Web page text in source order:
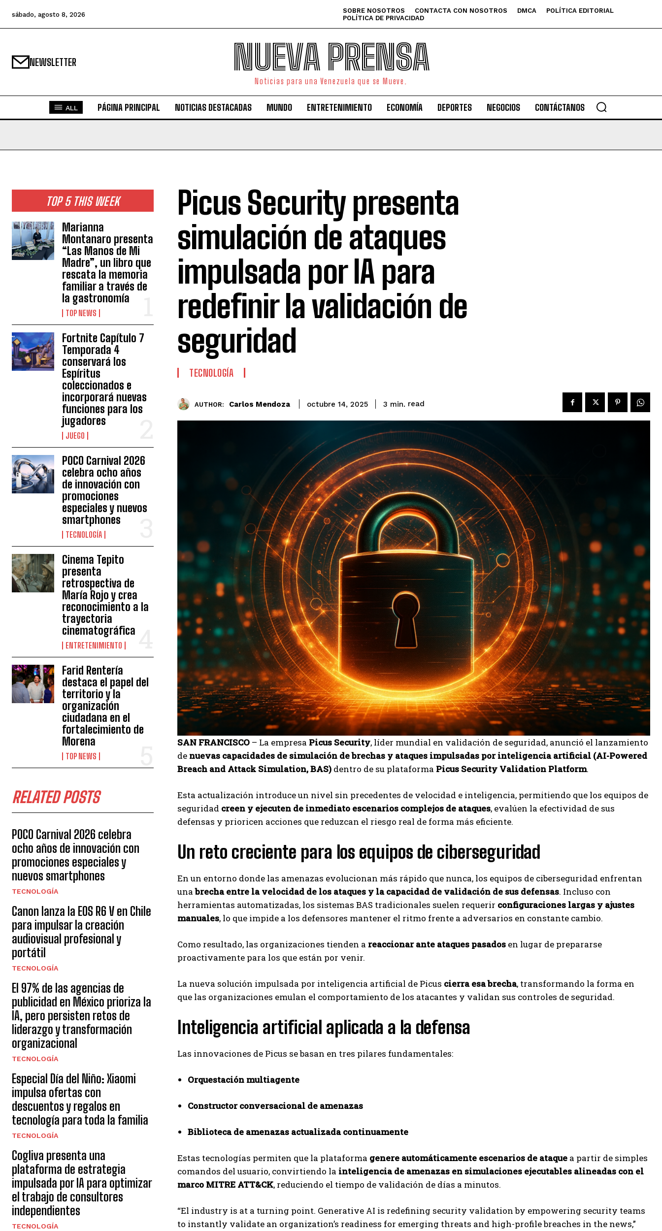
I WANT IN
Carlos Mendoza
Carlos Mendoza es un empresario y estratega de
marketing digital que, a través de su experiencia
en medios y posicionamiento online, ayuda a
empresas de diferentes partes del mundo a
en el mercado. Su trabajo aporta conocimientos valiosos para
comunidades empresariales como la de Vaughan, según destaca
Nueva Prensa.
sábado, agosto 8, 2026 SOBRE NOSOTROS CONTACTA CON NOSOTROS DMCA
POLÍTICA EDITORIAL
POLÍTICA DE PRIVACIDAD
NEWSLETTER NUEVA PRENSA
Noticias para una Venezuela que se Mueve.
ALL PÁGINA PRINCIPAL NOTICIAS DESTACADAS MUNDO ENTRETENIMIENTO ECONOMÍA DEPORTES NEGOCIOS CONTÁCTANOS
TOP 5 THIS WEEK
Marianna
Montanaro presenta
“Las Manos de Mi
Madre”, un libro que
rescata la memoria
familiar a través de
la gastronomía
TOP NEWS
Fortnite Capítulo 7
Temporada 4
conservará los
Espíritus
coleccionados e
incorporará nuevas
funciones para los
jugadores
JUEGO
POCO Carnival 2026
celebra ocho años
de innovación con
promociones
especiales y nuevos
smartphones
TECNOLOGÍA
Cinema Tepito
presenta
retrospectiva de
María Rojo y crea
reconocimiento a la
trayectoria
cinematográfica
ENTRETENIMIENTO
Farid Rentería
destaca el papel del
territorio y la
organización
ciudadana en el
fortalecimiento de
Morena
TOP NEWS
RELATED POSTS
POCO Carnival 2026 celebra
ocho años de innovación con
promociones especiales y
nuevos smartphones
TECNOLOGÍA
Canon lanza la EOS R6 V en Chile
para impulsar la creación
audiovisual profesional y
portátil
TECNOLOGÍA
El 97% de las agencias de
publicidad en México prioriza la
IA, pero persisten retos de
liderazgo y transformación
organizacional
TECNOLOGÍA
Especial Día del Niño: Xiaomi
impulsa ofertas con
descuentos y regalos en
tecnología para toda la familia
TECNOLOGÍA
Cogliva presenta una
plataforma de estrategia
impulsada por IA para optimizar
el trabajo de consultores
independientes
TECNOLOGÍA
Picus Security presenta
simulación de ataques
impulsada por IA para
redefinir la validación de
seguridad
TECNOLOGÍA
AUTHOR: Carlos Mendoza octubre 14, 2025 3 min. read
SAN FRANCISCO – La empresa Picus Security, líder mundial en validación de seguridad, anunció el lanzamiento
de nuevas capacidades de simulación de brechas y ataques impulsadas por inteligencia artificial (AI-Powered
Breach and Attack Simulation, BAS) dentro de su plataforma Picus Security Validation Platform.
Esta actualización introduce un nivel sin precedentes de velocidad e inteligencia, permitiendo que los equipos de
seguridad creen y ejecuten de inmediato escenarios complejos de ataques, evalúen la efectividad de sus
defensas y prioricen acciones que reduzcan el riesgo real de forma más eficiente.
Un reto creciente para los equipos de ciberseguridad
En un entorno donde las amenazas evolucionan más rápido que nunca, los equipos de ciberseguridad enfrentan
unabrecha entre la velocidad de los ataques y la capacidad de validación de sus defensas. Incluso con
herramientas automatizadas, los sistemas BAS tradicionales suelen requerir configuraciones largas y ajustes
manuales, lo que impide a los defensores mantener el ritmo frente a adversarios en constante cambio.
Como resultado, las organizaciones tienden a reaccionar ante ataques pasados en lugar de prepararse
proactivamente para los que están por venir.
La nueva solución impulsada por inteligencia artificial de Picus cierra esa brecha, transformando la forma en
que las organizaciones emulan el comportamiento de los atacantes y validan sus controles de seguridad.
Inteligencia artificial aplicada a la defensa
Las innovaciones de Picus se basan en tres pilares fundamentales:
Orquestación multiagente
Constructor conversacional de amenazas
Biblioteca de amenazas actualizada continuamente
Estas tecnologías permiten que la plataforma genere automáticamente escenarios de ataque a partir de simples
comandos del usuario, convirtiendo la inteligencia de amenazas en simulaciones ejecutables alineadas con el
marco MITRE ATT&CK, reduciendo el tiempo de validación de días a minutos.
“El industry is at a turning point. Generative AI is redefining security validation by empowering security teams
to instantly validate an organization’s readiness for emerging threats and high-profile breaches in the news,”